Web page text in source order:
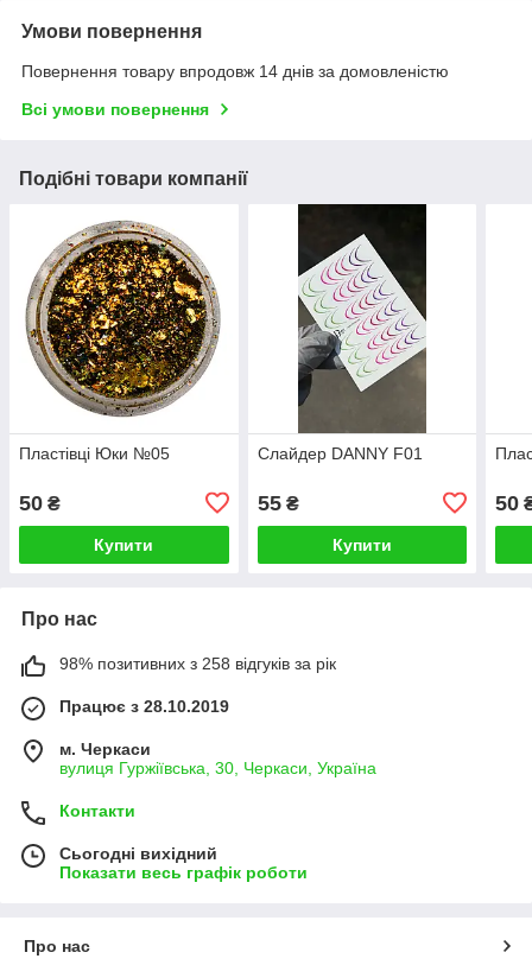
Умови повернення
Повернення товару впродовж 14 днів за домовленістю
Всі умови повернення
Подібні товари компанії
Пластівці Юки №05
50 ₴
Купити
Слайдер DANNY F01
55₴
Купити
50
Про нас
98% позитивних з 258 відгуків за рік
Працює з 28.10.2019
м. Черкаси
вулиця Гуржіївська, 30, Черкаси, Україна
Контакти
Сьогодні вихідний
Показати весь графік роботи
Про нас